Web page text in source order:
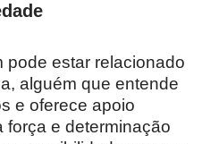
pode estar relacionado
alguém que entende
e oferece apoio
e determinação